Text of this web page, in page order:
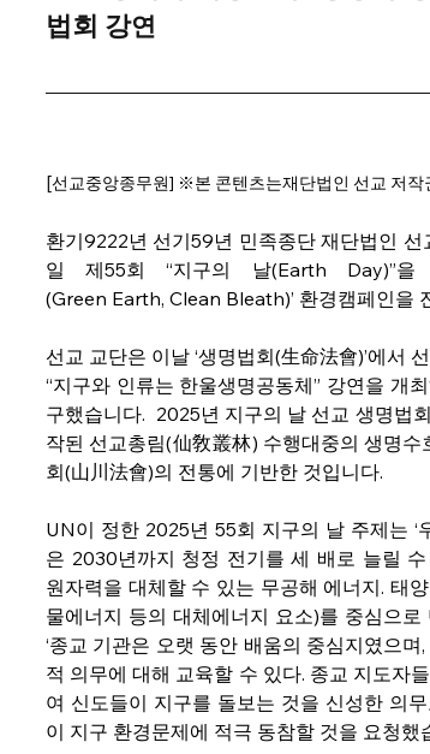
법회 강연
[선교중앙종무원] ※본 콘텐츠는재단법인 선교 저작
환기9222년 선기59년 민족종단 재단법인
일 제55회 “지구의 날(Earth Day)”을
(Green Earth, Clean Bleath)’ 환경캠페인을
선교 교단은 이날 ‘생명법회(生命法會)’에서
“지구와 인류는 한울생명공동체” 강연을 개
구했습니다.  2025년 지구의 날 선교 생명법
작된 선교총림(仙敎叢林) 수행대중의 생명
회(山川法會)의 전통에 기반한 것입니다.
UN이 정한 2025년 55회 지구의 날 주제는 ‘
은 2030년까지 청정 전기를 세 배로 늘릴
원자력을 대체할 수 있는 무공해 에너지. 태양
물에너지 등의 대체에너지 요소)를 중심으
‘종교 기관은 오랫 동안 배움의 중심지였으
적 의무에 대해 교육할 수 있다. 종교 지도자
여 신도들이 지구를 돌보는 것을 신성한 의
이 지구 환경문제에 적극 동참할 것을 요청했